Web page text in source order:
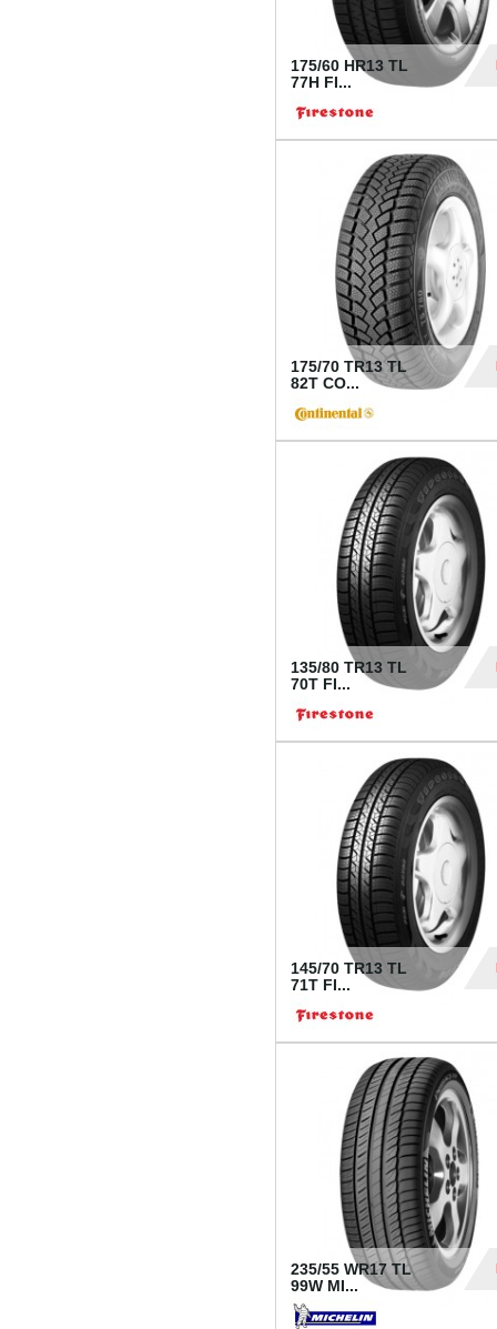
175/60 HR13 TL
77H FI...
175/70 TR13 TL
82T CO...
135/80 TR13 TL
70T FI...
145/70 TR13 TL
71T FI...
235/55 WR17 TL
99W MI...